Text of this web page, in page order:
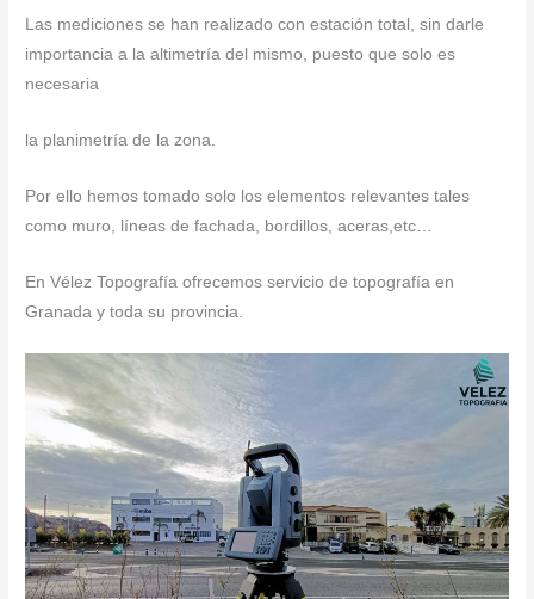
Las mediciones se han realizado con estación total, sin darle
importancia a la altimetría del mismo, puesto que solo es
necesaria
la planimetría de la zona.
Por ello hemos tomado solo los elementos relevantes tales
como muro, líneas de fachada, bordillos, aceras,etc…
En Vélez Topografía ofrecemos servicio de topografía en
Granada y toda su provincia.